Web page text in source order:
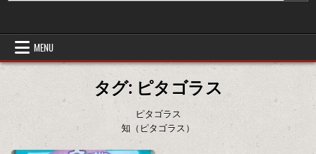
MENU
タグ: ピタゴラス
ピタゴラス
知（ピタゴラス）